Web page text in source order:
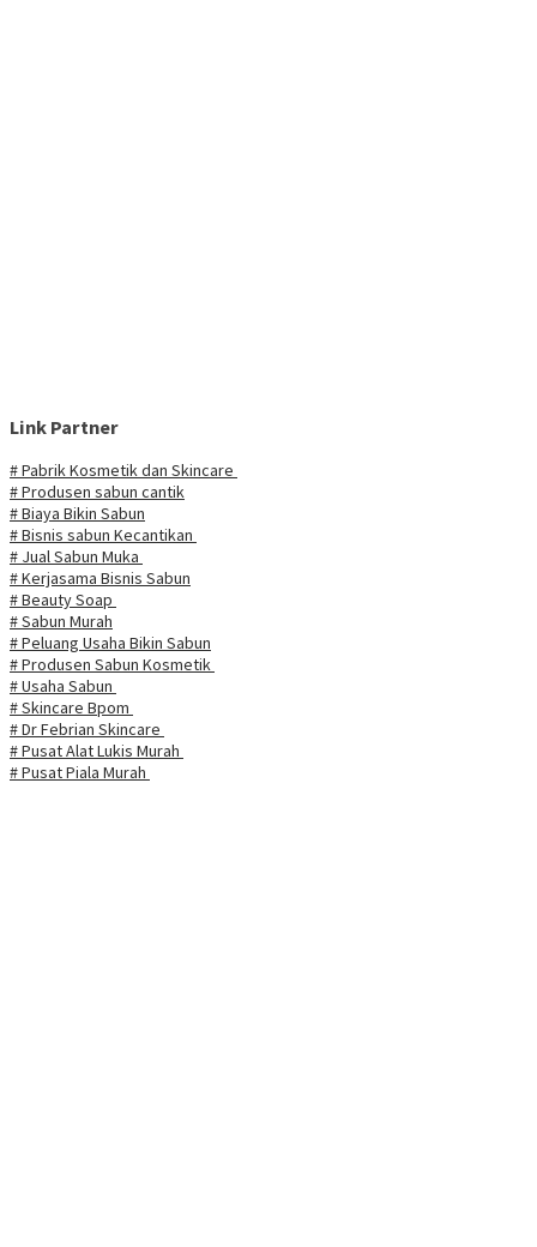
Link Partner
# Pabrik Kosmetik dan Skincare
# Produsen sabun cantik
# Biaya Bikin Sabun
# Bisnis sabun Kecantikan
# Jual Sabun Muka
# Kerjasama Bisnis Sabun
# Beauty Soap
# Sabun Murah
# Peluang Usaha Bikin Sabun
# Produsen Sabun Kosmetik
# Usaha Sabun
# Skincare Bpom
# Dr Febrian Skincare
# Pusat Alat Lukis Murah
# Pusat Piala Murah